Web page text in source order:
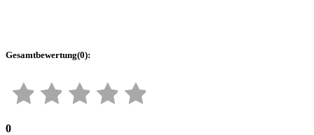
Gesamtbewertung(0):
0